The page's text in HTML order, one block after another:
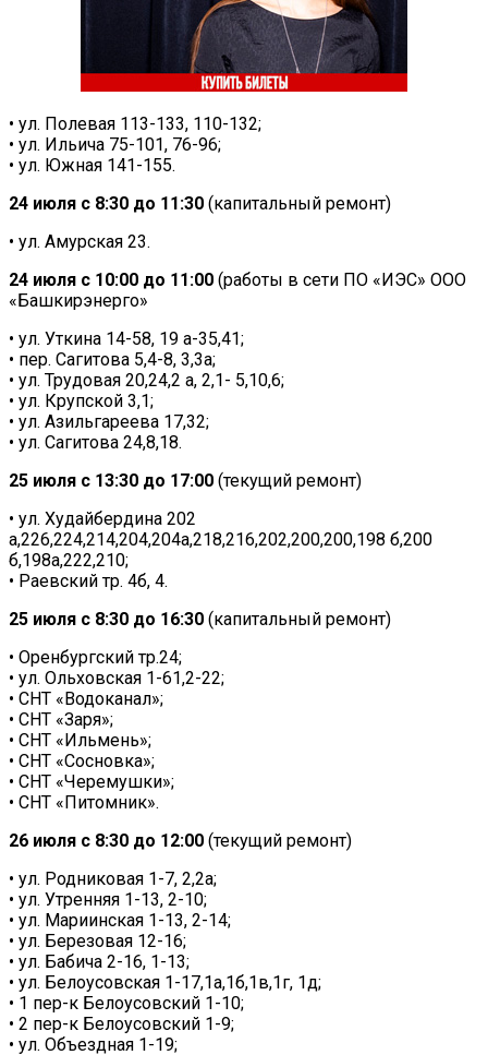
• ул. Полевая 113-133, 110-132;
• ул. Ильича 75-101, 76-96;
• ул. Южная 141-155.
24 июля с 8:30 до 11:30 (капитальный ремонт)
• ул. Амурская 23.
24 июля с 10:00 до 11:00 (работы в сети ПО «ИЭС» ООО
«Башкирэнерго»
• ул. Уткина 14-58, 19 а-35,41;
• пер. Сагитова 5,4-8, 3,3а;
• ул. Трудовая 20,24,2 а, 2,1- 5,10,6;
• ул. Крупской 3,1;
• ул. Азильгареева 17,32;
• ул. Сагитова 24,8,18.
25 июля с 13:30 до 17:00 (текущий ремонт)
• ул. Худайбердина 202
а,226,224,214,204,204а,218,216,202,200,200,198 б,200
б,198а,222,210;
• Раевский тр. 4б, 4.
25 июля с 8:30 до 16:30 (капитальный ремонт)
• Оренбургский тр.24;
• ул. Ольховская 1-61,2-22;
• СНТ «Водоканал»;
• СНТ «Заря»;
• СНТ «Ильмень»;
• СНТ «Сосновка»;
• СНТ «Черемушки»;
• СНТ «Питомник».
26 июля с 8:30 до 12:00 (текущий ремонт)
• ул. Родниковая 1-7, 2,2а;
• ул. Утренняя 1-13, 2-10;
• ул. Мариинская 1-13, 2-14;
• ул. Березовая 12-16;
• ул. Бабича 2-16, 1-13;
• ул. Белоусовская 1-17,1а,1б,1в,1г, 1д;
• 1 пер-к Белоусовский 1-10;
• 2 пер-к Белоусовский 1-9;
• ул. Объездная 1-19;